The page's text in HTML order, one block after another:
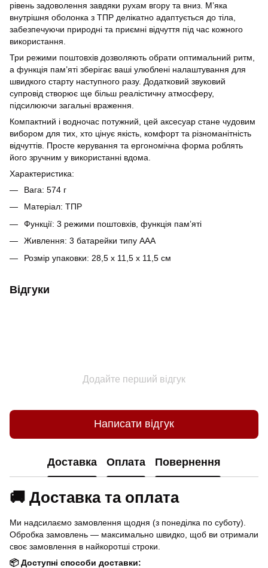
рівень задоволення завдяки рухам вгору та вниз. М’яка
внутрішня оболонка з ТПР делікатно адаптується до тіла,
забезпечуючи природні та приємні відчуття під час кожного
використання.
Три режими поштовхів дозволяють обрати оптимальний ритм,
а функція пам’яті зберігає ваші улюблені налаштування для
швидкого старту наступного разу. Додатковий звуковий
супровід створює ще більш реалістичну атмосферу,
підсилюючи загальні враження.
Компактний і водночас потужний, цей аксесуар стане чудовим
вибором для тих, хто цінує якість, комфорт та різноманітність
відчуттів. Просте керування та ергономічна форма роблять
його зручним у використанні вдома.
Характеристика:
Вага: 574 г
Матеріал: ТПР
Функції: 3 режими поштовхів, функція пам’яті
Живлення: 3 батарейки типу ААА
Розмір упаковки: 28,5 x 11,5 x 11,5 см
Відгуки
Додайте перший відгук
Написати відгук
Доставка Оплата Повернення
🚚 Доставка та оплата
Ми надсилаємо замовлення щодня (з понеділка по суботу).
Обробка замовлень — максимально швидко, щоб ви отримали
своє замовлення в найкоротші строки.
📦 Доступні способи доставки: